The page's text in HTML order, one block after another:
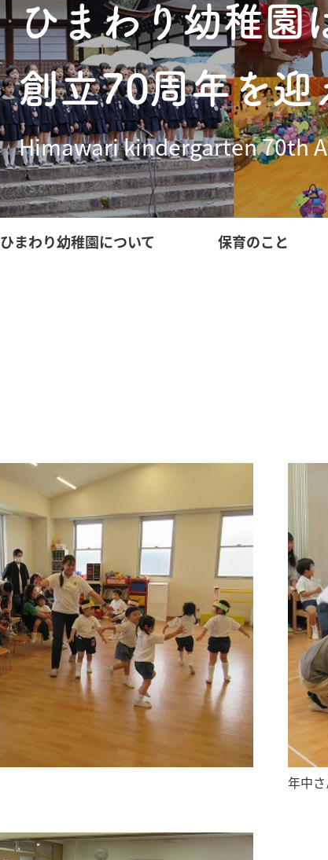
ひまわり幼稚園
創立70周年を迎
Himawari kindergarten 70th
ひまわり幼稚園について 保育のこと
年中